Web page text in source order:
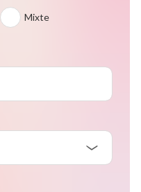
Mixte